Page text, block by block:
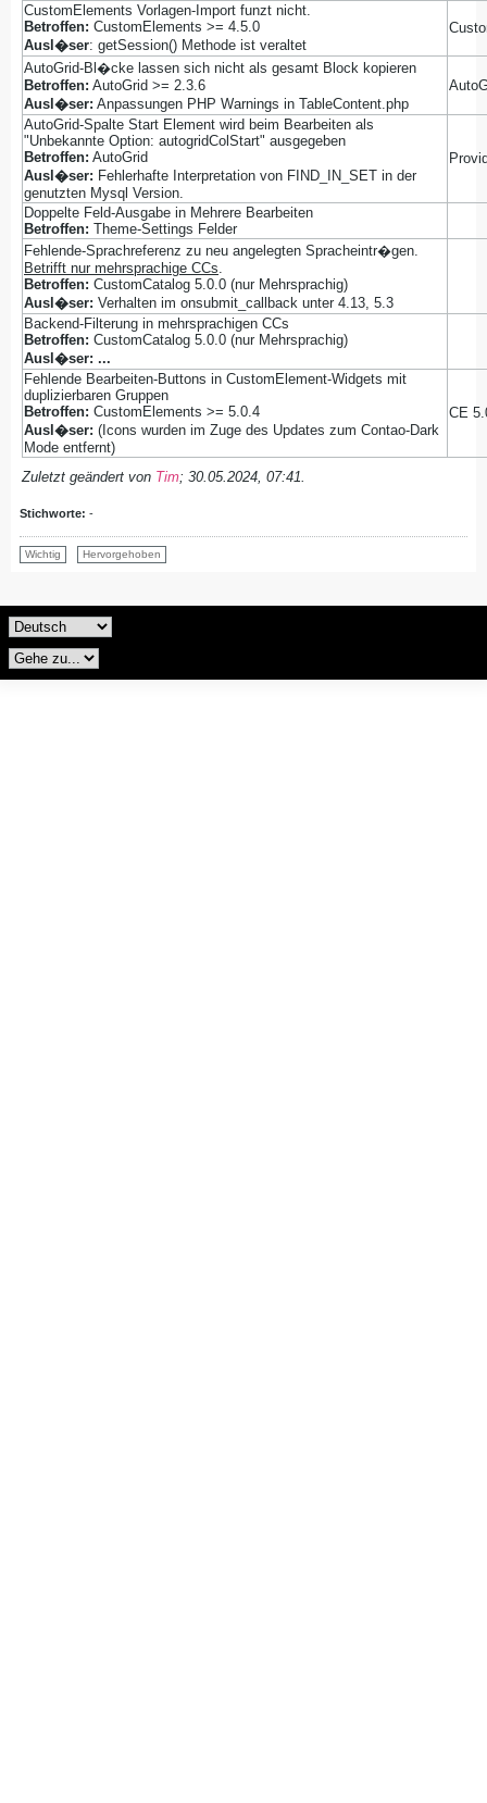
CustomElements Vorlagen-Import funzt nicht.
Betroffen: CustomElements >= 4.5.0
Ausl�ser: getSession() Methode ist veraltet
AutoGrid-Bl�cke lassen sich nicht als gesamt Block kopieren
Betroffen: AutoGrid >= 2.3.6
Ausl�ser: Anpassungen PHP Warnings in TableContent.php
AutoGrid-Spalte Start Element wird beim Bearbeiten als
"Unbekannte Option: autogridColStart" ausgegeben
Betroffen: AutoGrid
Ausl�ser: Fehlerhafte Interpretation von FIND_IN_SET in der
genutzten Mysql Version.
Doppelte Feld-Ausgabe in Mehrere Bearbeiten
Betroffen: Theme-Settings Felder
Fehlende-Sprachreferenz zu neu angelegten Spracheintr�gen.
Betrifft nur mehrsprachige CCs
Betroffen: CustomCatalog 5.0.0 (nur Mehrsprachig)
Ausl�ser: Verhalten im onsubmit_callback unter 4.13, 5.3
Backend-Filterung in mehrsprachigen CCs
Betroffen: CustomCatalog 5.0.0 (nur Mehrsprachig)
Ausl�ser: ...
Fehlende Bearbeiten-Buttons in CustomElement-Widgets mit
duplizierbaren Gruppen
Betroffen: CustomElements >= 5.0.4
Ausl�ser: (Icons wurden im Zuge des Updates zum Contao-Dark
Mode entfernt)
CE
Zuletzt geändert von Tim; 30.05.2024, 07:41
Stichworte: -
Wichtig Hervorgehoben